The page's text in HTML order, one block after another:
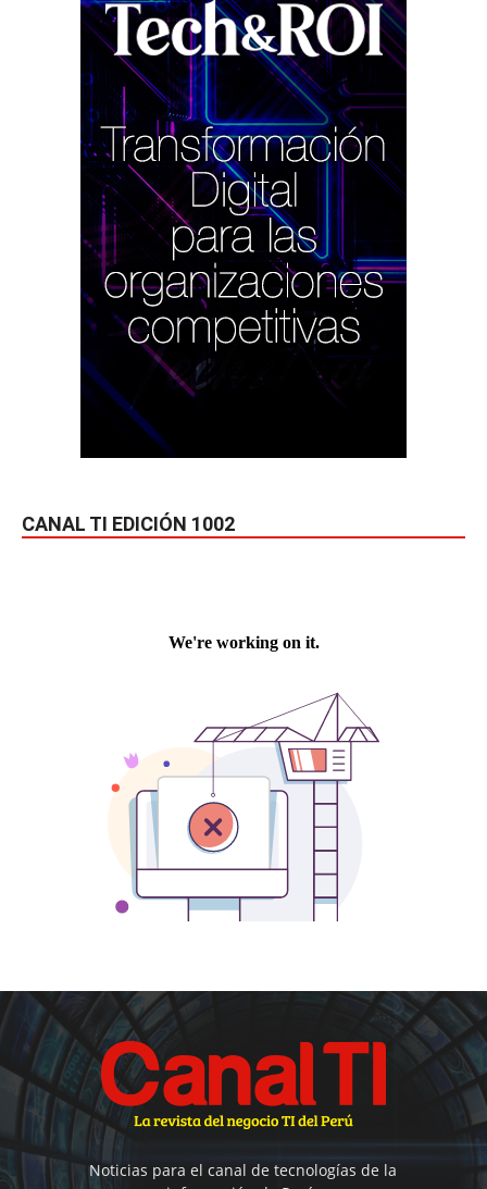
CANAL TI EDICIÓN 1002
Noticias para el canal de tecnologías de la